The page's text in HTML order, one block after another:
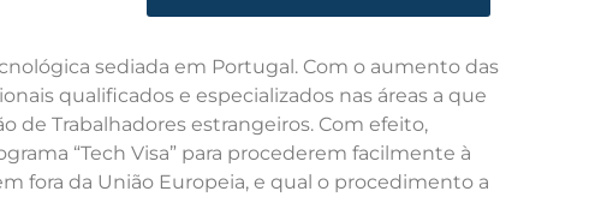
sediada em Portugal. Com o aumento das
qualificados e especializados nas áreas a que
de Trabalhadores estrangeiros. Com efeito,
“Tech Visa” para procederem facilmente à
fora da União Europeia, e qual o procedimento a